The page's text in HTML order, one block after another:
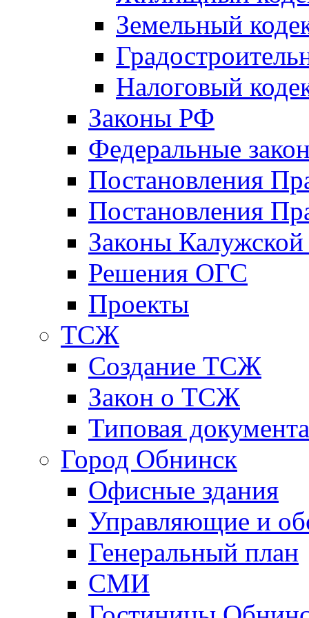
Земельный
Налоговый
Законы РФ
Федеральные
Постановления
Постановления
Законы Калужской
Решения ОГС
Проекты
ТСЖ
Создание ТСЖ
Закон о ТСЖ
Типовая
Город Обнинск
Офисные здания
Управляющие и
Генеральный план
СМИ